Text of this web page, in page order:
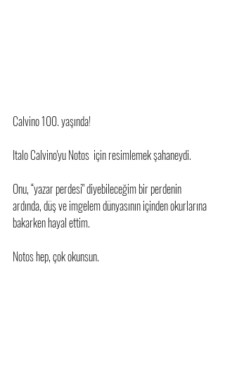
Calvino 100. yaşında!
Italo Calvino'yu Notos  için resimlemek şahaneydi.
Onu, “yazar perdesi" diyebileceğim bir perdenin
ardında, düş ve imgelem dünyasının içinden okurlarına
bakarken hayal ettim.
Notos hep, çok okunsun.